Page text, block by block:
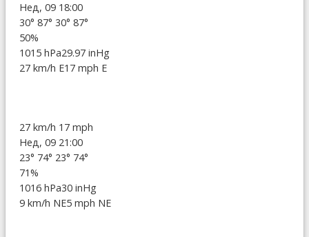
Нед, 09 18:00
30° 87° 30° 87°
50%
1015 hPa29.97 inHg
27 km/h E17 mph E
27 km/h 17 mph
Нед, 09 21:00
23° 74° 23° 74°
71%
1016 hPa30 inHg
9 km/h NE5 mph NE